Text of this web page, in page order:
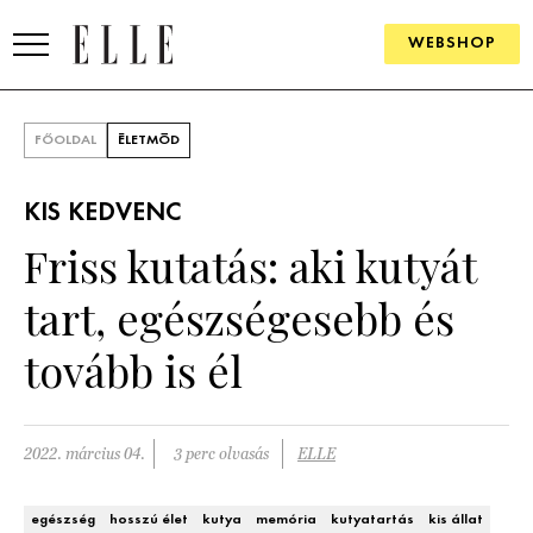
WEBSHOP
SZÉPSÉG
ÉLETMÓD
PÁRKAPCSOLAT
FŐOLDAL ÉLETMÓD
KIS KEDVENC
Friss kutatás: aki kutyát
tart, egészségesebb és
tovább is él
2022. március 04. 3 perc olvasás ELLE
egészség hosszú élet kutya memória kutyatartás kis állat